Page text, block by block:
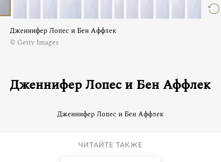
Дженнифер Лопес и Бен Аффлек
© Getty Images
Дженнифер Лопес и Бен Аффлек
Дженнифер Лопес и Бен Аффлек
ЧИТАЙТЕ ТАКЖЕ